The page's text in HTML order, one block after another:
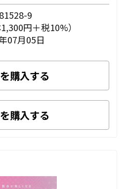
9
円＋税10%）
07月05日
購入する
購入する